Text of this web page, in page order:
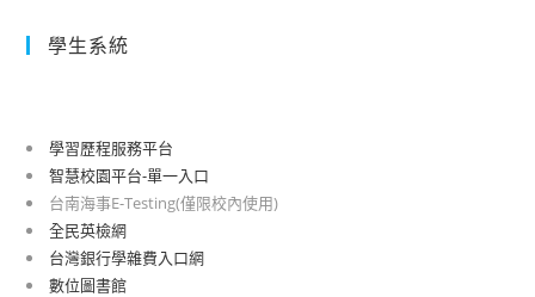
學生系統
學習歷程服務平台
智慧校園平台-單一入口
台南海事E-Testing(僅限校內使用)
全民英檢網
台灣銀行學雜費入口網
數位圖書館